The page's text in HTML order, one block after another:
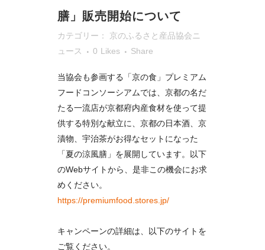
膳」販売開始について
カテゴリー： 京のふるさと産品協会ニ
ュース
0 Likes Share
当協会も参画する「京の食」プレミアム
フードコンソーシアムでは、京都の名だ
たる一流店が京都府内産食材を使って提
供する特別な献立に、京都の日本酒、京
漬物、宇治茶がお得なセットになった
「夏の涼風膳」を展開しています。以下
のWebサイトから、是非この機会にお求
めください。
https://premiumfood.stores.jp/
キャンペーンの詳細は、以下のサイトを
ご覧ください。